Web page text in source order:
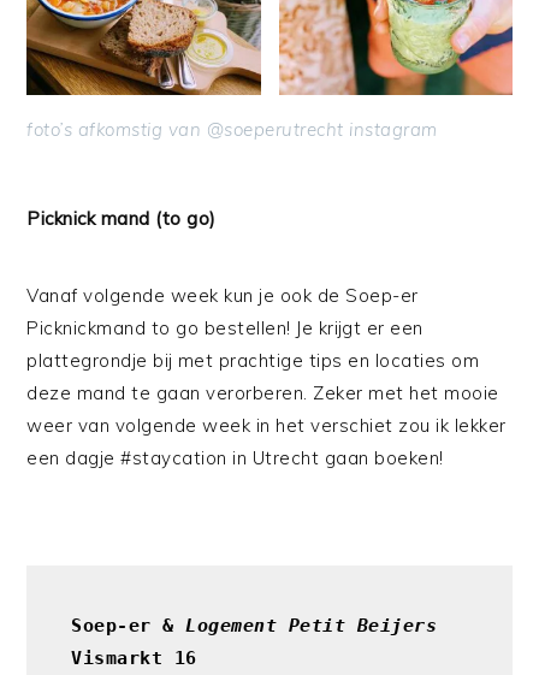
foto’s afkomstig van @soeperutrecht instagram
Picknick mand (to go)
Vanaf volgende week kun je ook de Soep-er
Picknickmand to go bestellen! Je krijgt er een
plattegrondje bij met prachtige tips en locaties om
deze mand te gaan verorberen. Zeker met het mooie
weer van volgende week in het verschiet zou ik lekker
een dagje #staycation in Utrecht gaan boeken!
Soep-er & Logement Petit Beijers
Vismarkt 16